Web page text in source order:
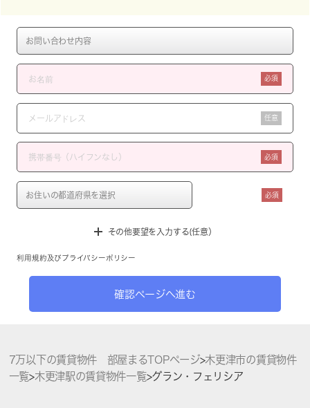
必須
任意
必須
必須
その他要望を入力する(任意）
利用規約 及び プライバシーポリシー
確認ページへ進む
7万以下の賃貸物件 部屋まるTOPページ>木更津市の賃貸物件
一覧>木更津駅の賃貸物件一覧>グラン・フェリシア